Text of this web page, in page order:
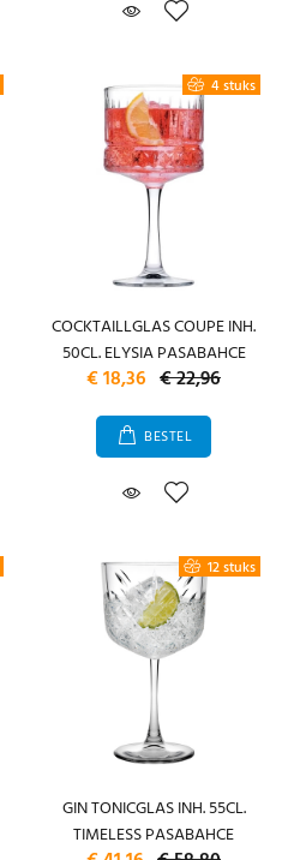
4 stuks
COCKTAILLGLAS COUPE INH.
50CL. ELYSIA PASABAHCE
€ 18,36 € 22,96
BESTEL
12 stuks
GIN TONICGLAS INH. 55CL.
TIMELESS PASABAHCE